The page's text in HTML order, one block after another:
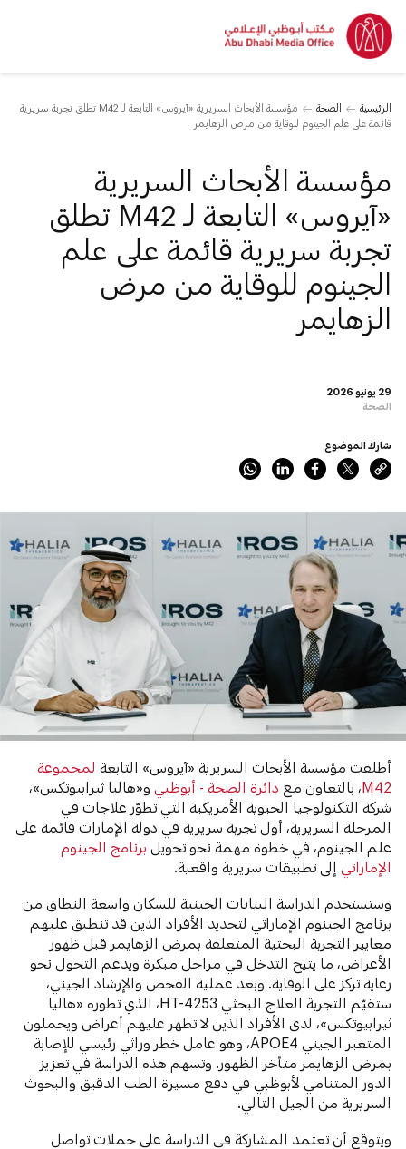
الرئيسية الصحة
مؤسسة الأبحاث السريرية «آيروس» التابعة لـ M42 تطلق تجربة سريرية
قائمة على علم الجينوم للوقاية من مرض الزهايمر
29 يونيو 2026
الصحة
مؤسسة الأبحاث السريرية
«آيروس» التابعة لـ M42 تطلق
تجربة سريرية قائمة على علم
الجينوم للوقاية من مرض
الزهايمر
شارك الموضوع
أطلقت مؤسسة الأبحاث السريرية «آيروس» التابعة لمجموعة
M42، بالتعاون مع دائرة الصحة - أبوظبي و«هاليا ثيرابيوتكس»،
شركة التكنولوجيا الحيوية الأمريكية التي تطوّر علاجات في
المرحلة السريرية، أول تجربة سريرية في دولة الإمارات قائمة على
علم الجينوم، في خطوة مهمة نحو تحويل برنامج الجينوم
الإماراتي إلى تطبيقات سريرية واقعية.
وستستخدم الدراسة البيانات الجينية للسكان واسعة النطاق من
برنامج الجينوم الإماراتي لتحديد الأفراد الذين قد تنطبق عليهم
معايير التجربة البحثية المتعلقة بمرض الزهايمر قبل ظهور
الأعراض، ما يتيح التدخل في مراحل مبكرة ويدعم التحول نحو
رعاية تركز على الوقاية. وبعد عملية الفحص والإرشاد الجيني،
ستقيّم التجربة العلاج البحثي HT-4253، الذي تطوره «هاليا
ثيرابيوتكس»، لدى الأفراد الذين لا تظهر عليهم أعراض ويحملون
المتغير الجيني APOE4، وهو عامل خطر وراثي رئيسي للإصابة
بمرض الزهايمر متأخر الظهور. وتسهم هذه الدراسة في تعزيز
الدور المتنامي لأبوظبي في دفع مسيرة الطب الدقيق والبحوث
السريرية من الجيل التالي.
ويتوقع أن تعتمد المشاركة في الدراسة على حملات تواصل